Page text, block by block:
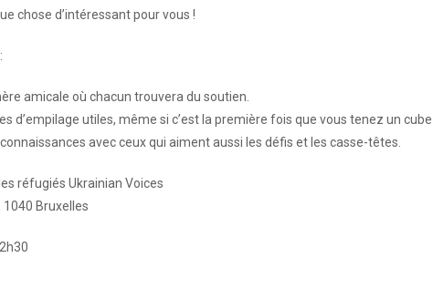
chose d’intéressant pour vous !
amicale où chacun trouvera du soutien.
d’empilage utiles, même si c’est la première fois que vous tenez un
avec ceux qui aiment aussi les défis et les casse-têtes.
réfugiés Ukrainian Voices
1040 Bruxelles